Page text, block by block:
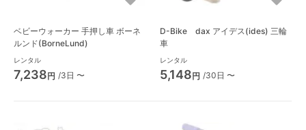
ベビーウォーカー 手押し車 ボーネ
ルンド(BorneLund)
レンタル
7,238円 /3日 〜
D-Bike dax アイデス(ides) 三輪
車
レンタル
5,148円 /30日 〜